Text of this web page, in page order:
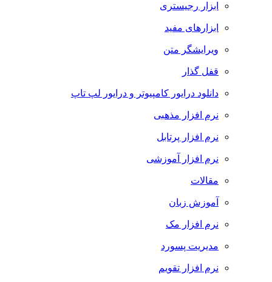
ابزار رجیستری
ابزارهای مفید
ویرایشگر متن
قفل گذار
دانلود درایور کامپیوتر و درایور لپ تاپ
نرم افزار مذهبی
نرم افزار پرتابل
نرم افزار آموزشی
مقالات
آموزش زبان
نرم افزار مک
مدیریت پسورد
نرم افزار تقویم